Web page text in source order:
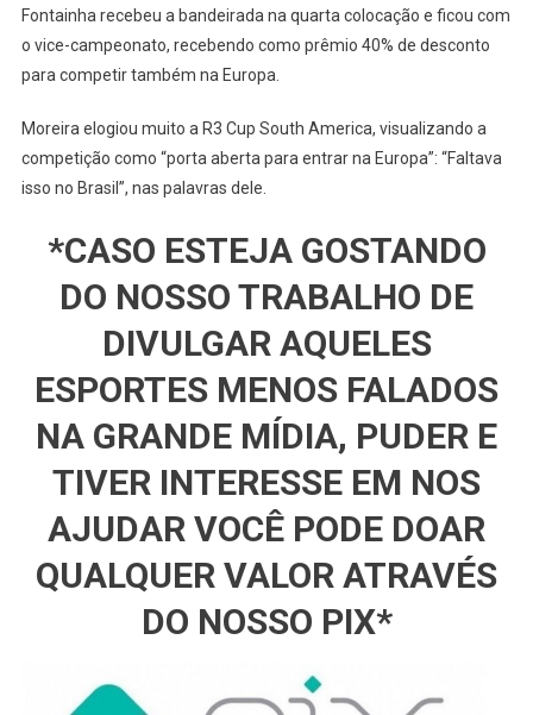
Fontainha recebeu a bandeirada na quarta colocação e ficou com
o vice-campeonato, recebendo como prêmio 40% de desconto
para competir também na Europa.
Moreira elogiou muito a R3 Cup South America, visualizando a
competição como “porta aberta para entrar na Europa”: “Faltava
isso no Brasil”, nas palavras dele.
*CASO ESTEJA GOSTANDO
DO NOSSO TRABALHO DE
DIVULGAR AQUELES
ESPORTES MENOS FALADOS
NA GRANDE MÍDIA, PUDER E
TIVER INTERESSE EM NOS
AJUDAR VOCÊ PODE DOAR
QUALQUER VALOR ATRAVÉS
DO NOSSO PIX*